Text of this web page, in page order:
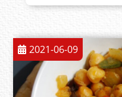
2021-06-09